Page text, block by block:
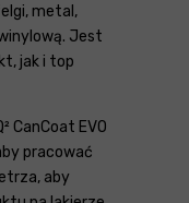
metal,
Jest
jak i top
CanCoat EVO
pracować
aby